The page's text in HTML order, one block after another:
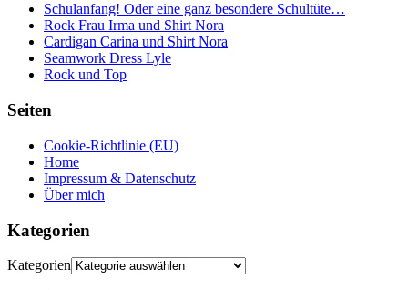
Schulanfang! Oder eine ganz besondere Schultüte…
Rock Frau Irma und Shirt Nora
Cardigan Carina und Shirt Nora
Seamwork Dress Lyle
Rock und Top
Seiten
Cookie-Richtlinie (EU)
Home
Impressum & Datenschutz
Über mich
Kategorien
Kategorien